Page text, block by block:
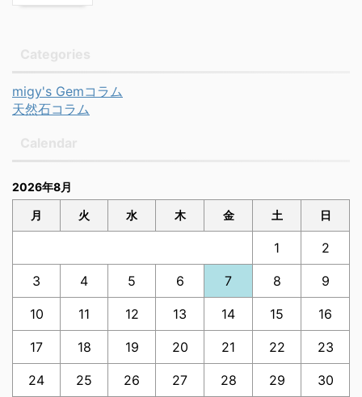
migy's Gemコラム
天然石コラム
2026年8月
月 火 水 木 金 土 日
1 2
3 4 5 6 7 8 9
10 11 12 13 14 15 16
17 18 19 20 21 22 23
24 25 26 27 28 29 30